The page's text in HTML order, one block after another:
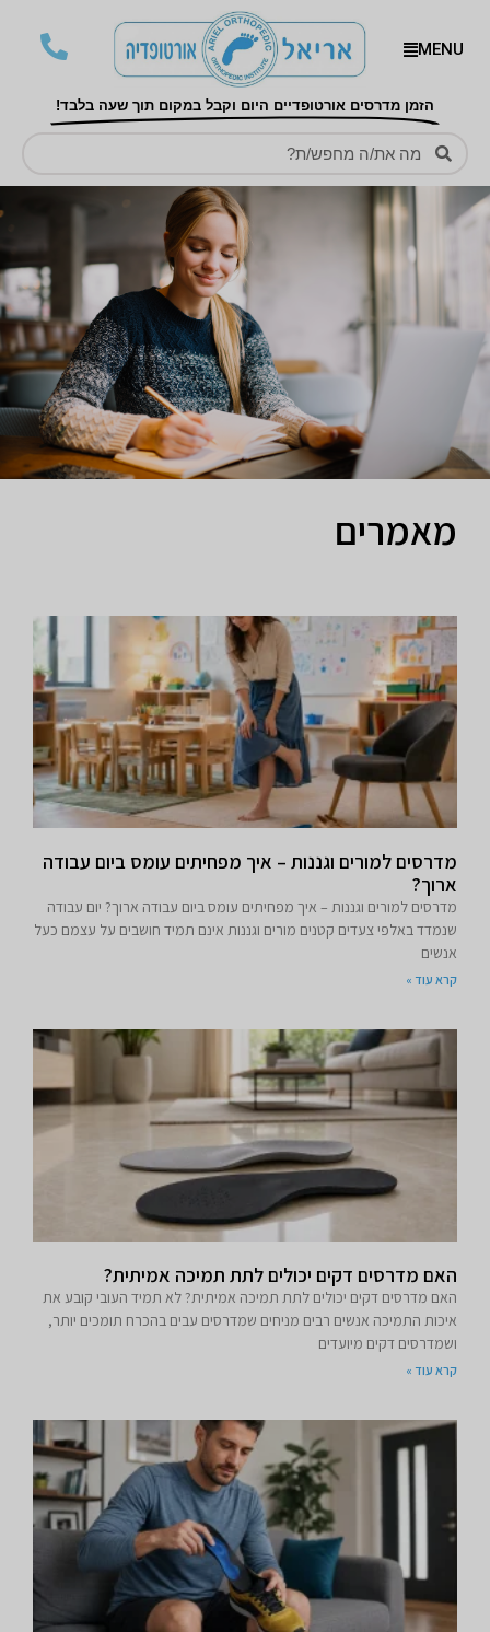
MENU
הזמן מדרסים אורטופדיים היום וקבל במקום תוך שעה בלבד!
מאמרים
מדרסים למורים וגננות – איך מפחיתים עומס ביום עבודה
ארוך?
מדרסים למורים וגננות – איך מפחיתים עומס ביום עבודה ארוך? יום עבודה
שנמדד באלפי צעדים קטנים מורים וגננות אינם תמיד חושבים על עצמם כעל
אנשים
קרא עוד »
האם מדרסים דקים יכולים לתת תמיכה אמיתית?
האם מדרסים דקים יכולים לתת תמיכה אמיתית? לא תמיד העובי קובע את
איכות התמיכה אנשים רבים מניחים שמדרסים עבים בהכרח תומכים יותר,
ושמדרסים דקים מיועדים
קרא עוד »